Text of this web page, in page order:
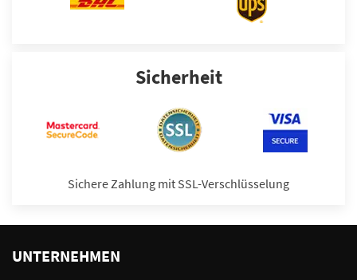
Sicherheit
Sichere Zahlung mit SSL-Verschlüsselung
UNTERNEHMEN